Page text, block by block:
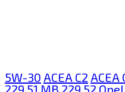
5W-30 ACEA C2 ACEA
229.51 MB 229.52